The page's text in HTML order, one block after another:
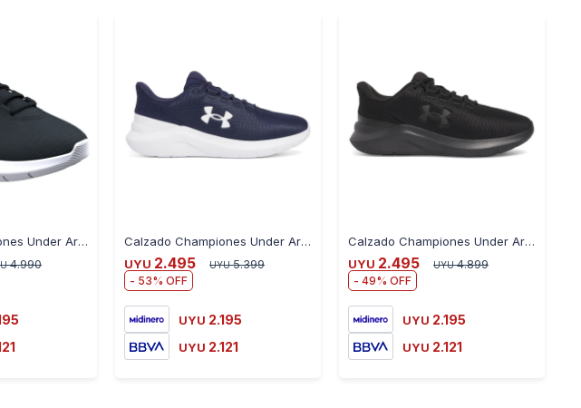
Calzado Championes Under Armour Phade RN3 Dama - NEGRO-BLANCO
4.990
Calzado Championes Under Armour Phade Rn 3 Hombre - NAVY
UYU 2.495 UYU 5.399
53
UYU 2.195
UYU 2.121
Calzado Championes Under Armour W Phade RN3 Dama - NEGRO
UYU 2.495 UYU 4.899
49
UYU 2.195
UYU 2.121